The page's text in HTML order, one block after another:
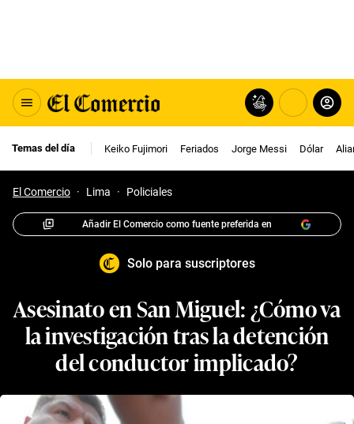
Temas del día Keiko Fujimori Feriados Jorge Messi Dólar
El Comercio · Lima · Policiales
Añadir El Comercio como fuente preferida en
Solo para suscriptores
Asesinato en San Miguel: ¿Cómo va
la investigación tras la detención
del conductor implicado?